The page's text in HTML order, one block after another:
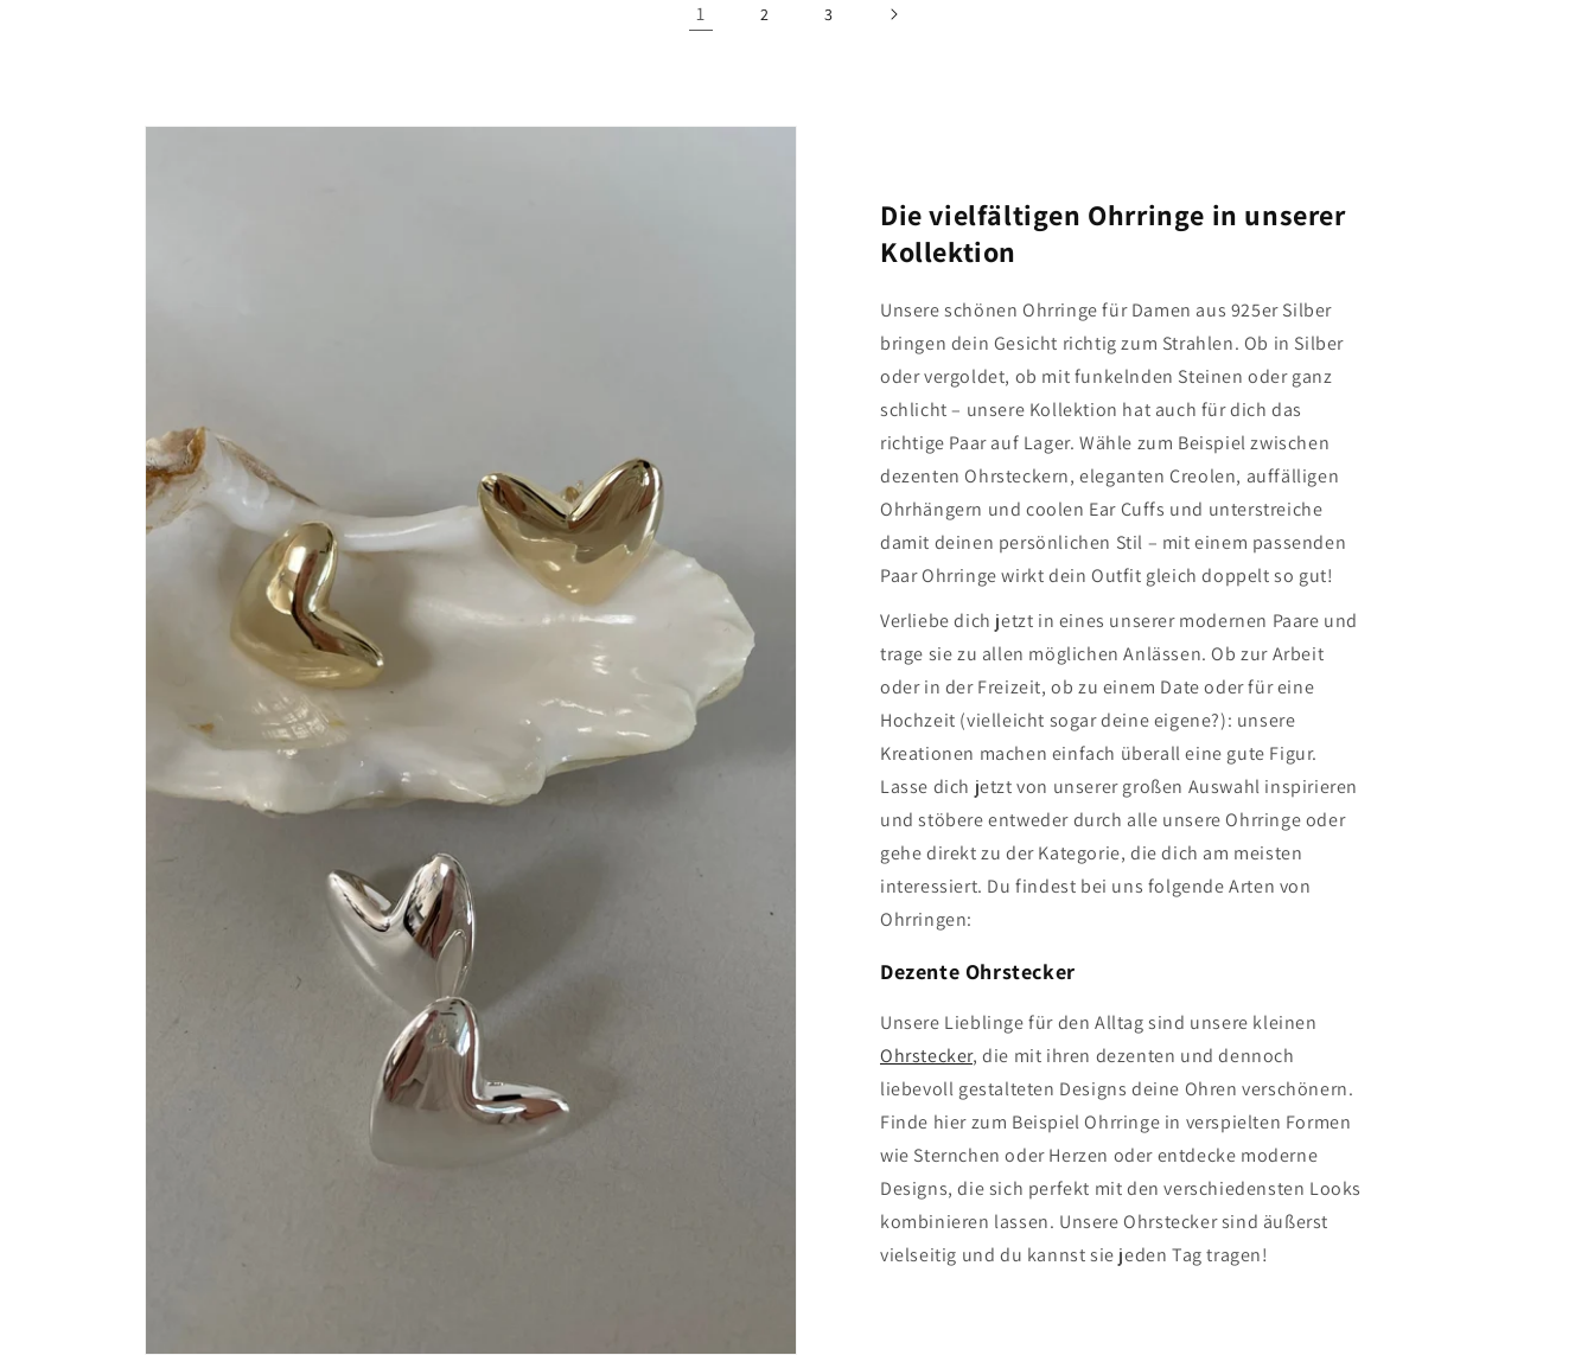
1 2 3
Die vielfältigen Ohrringe in unserer
Kollektion
Unsere schönen Ohrringe für Damen aus 925er Silber
bringen dein Gesicht richtig zum Strahlen. Ob in Silber
oder vergoldet, ob mit funkelnden Steinen oder ganz
schlicht – unsere Kollektion hat auch für dich das
richtige Paar auf Lager. Wähle zum Beispiel zwischen
dezenten Ohrsteckern, eleganten Creolen, auffälligen
Ohrhängern und coolen Ear Cuffs und unterstreiche
damit deinen persönlichen Stil – mit einem passenden
Paar Ohrringe wirkt dein Outfit gleich doppelt so gut!
Verliebe dich jetzt in eines unserer modernen Paare und
trage sie zu allen möglichen Anlässen. Ob zur Arbeit
oder in der Freizeit, ob zu einem Date oder für eine
Hochzeit (vielleicht sogar deine eigene?): unsere
Kreationen machen einfach überall eine gute Figur.
Lasse dich jetzt von unserer großen Auswahl inspirieren
und stöbere entweder durch alle unsere Ohrringe oder
gehe direkt zu der Kategorie, die dich am meisten
interessiert. Du findest bei uns folgende Arten von
Ohrringen:
Dezente Ohrstecker
Unsere Lieblinge für den Alltag sind unsere kleinen
Ohrstecker, die mit ihren dezenten und dennoch
liebevoll gestalteten Designs deine Ohren verschönern.
Finde hier zum Beispiel Ohrringe in verspielten Formen
wie Sternchen oder Herzen oder entdecke moderne
Designs, die sich perfekt mit den verschiedensten Looks
kombinieren lassen. Unsere Ohrstecker sind äußerst
vielseitig und du kannst sie jeden Tag tragen!